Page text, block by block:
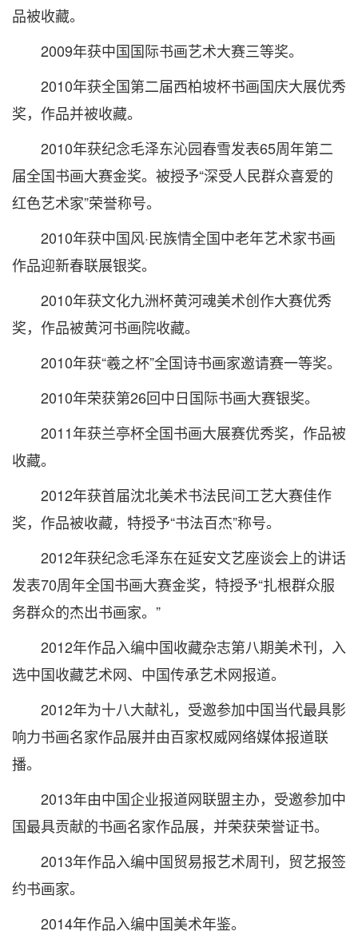
品被收藏。
2009年获中国国际书画艺术大赛三等奖。
2010年获全国第二届西柏坡杯书画国庆大展优秀
奖，作品并被收藏。
2010年获纪念毛泽东沁园春雪发表65周年第二
届全国书画大赛金奖。被授予“深受人民群众喜爱的
红色艺术家”荣誉称号。
2010年获中国风·民族情全国中老年艺术家书画
作品迎新春联展银奖。
2010年获文化九洲杯黄河魂美术创作大赛优秀
奖，作品被黄河书画院收藏。
2010年获“羲之杯”全国诗书画家邀请赛一等奖。
2010年荣获第26回中日国际书画大赛银奖。
2011年获兰亭杯全国书画大展赛优秀奖，作品被
收藏。
2012年获首届沈北美术书法民间工艺大赛佳作
奖，作品被收藏，特授予“书法百杰”称号。
2012年获纪念毛泽东在延安文艺座谈会上的讲话
发表70周年全国书画大赛金奖，特授予“扎根群众服
务群众的杰出书画家。”
2012年作品入编中国收藏杂志第八期美术刊，入
选中国收藏艺术网、中国传承艺术网报道。
2012年为十八大献礼，受邀参加中国当代最具影
响力书画名家作品展并由百家权威网络媒体报道联
播。
2013年由中国企业报道网联盟主办，受邀参加中
国最具贡献的书画名家作品展，并荣获荣誉证书。
2013年作品入编中国贸易报艺术周刊，贸艺报签
约书画家。
2014年作品入编中国美术年鉴。